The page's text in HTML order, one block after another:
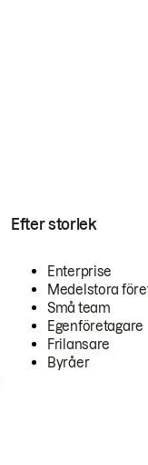
Efter storlek
Enterprise
Medelstora
Små team
Egenföretagare
Frilansare
Byråer